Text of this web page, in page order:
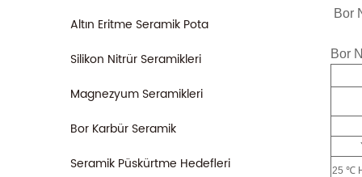
Altın Eritme Seramik Pota
Silikon Nitrür Seramikleri
Magnezyum Seramikleri
Bor Karbür Seramik
Seramik Püskürtme Hedefleri
Bor
Bor
25 ℃